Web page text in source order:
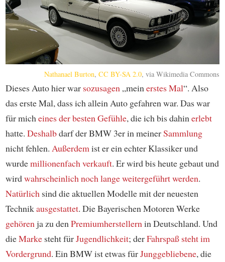
Nathanael Burton,CC BY-SA 2.0, via Wikimedia Commons
Dieses Auto hier war sozusagen„meinerstes Mal“. Also
das erste Mal, dass ich allein Auto gefahren war. Das war
für micheines der besten Gefühle, die ich bis dahinerlebt
hatte. Deshalbdarf der BMW 3er in meinerSammlung
nicht fehlen. Außerdemist er ein echter Klassiker und
wurdemillionenfachverkauft. Er wird bis heute gebaut und
wirdwahrscheinlichnoch lange weitergeführt werden.
Natürlichsind die aktuellen Modelle mit der neuesten
Technikausgestattet. Die Bayerischen Motoren Werke
gehörenja zu denPremiumherstellernin Deutschland. Und
dieMarkesteht fürJugendlichkeit; derFahrspaß steht im
Vordergrund. Ein BMW ist etwas fürJunggebliebene, die